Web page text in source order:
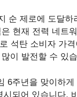
순 제로에 도달
현재 전력 네트
석탄 소비자 가
이 발전할 수 있
6주년을 맞이하
되어 있습니다.